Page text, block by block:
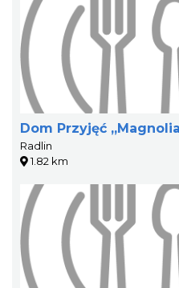
Dom Przyjęć
Radlin
1.82 km